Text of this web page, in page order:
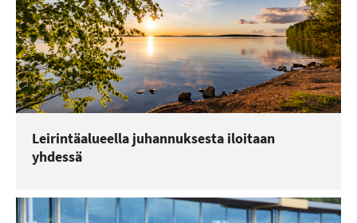
Leirintäalueella juhannuksesta iloitaan
yhdessä